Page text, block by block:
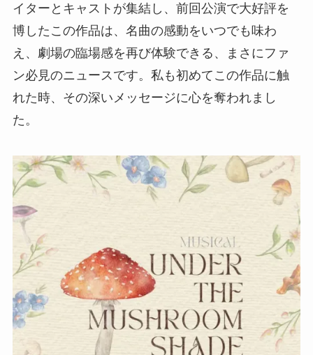
イターとキャストが集結し、前回公演で大好評を
博したこの作品は、名曲の感動をいつでも味わ
え、劇場の臨場感を再び体験できる、まさにファ
ン必見のニュースです。私も初めてこの作品に触
れた時、その深いメッセージに心を奪われまし
た。